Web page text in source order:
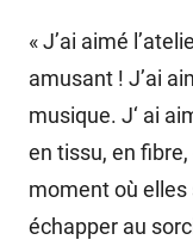
« J’ai aimé
amusant ! J’ai
musique. J‘ ai
en tissu, en
moment où
échapper au